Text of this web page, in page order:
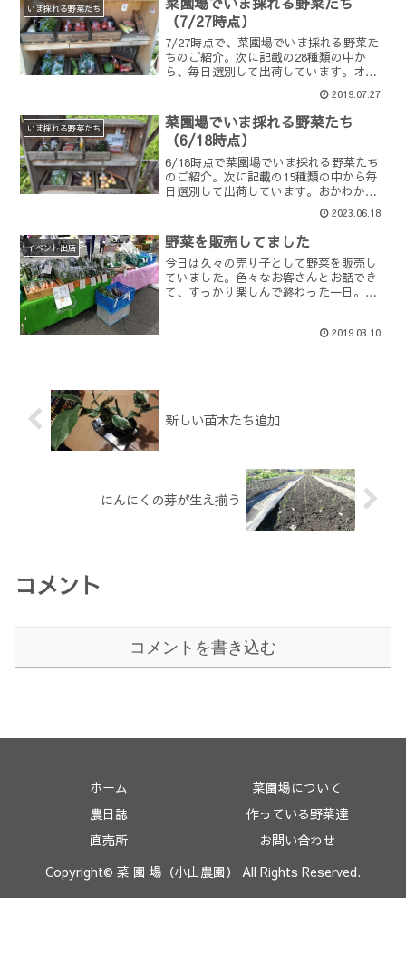
いま採れる野菜たち
（7/27時点）
7/27時点で、菜園場でいま採れる野菜た
ちのご紹介。次に記載の28種類の中か
ら、毎日選別して出荷しています。オク
ラミニトマト中玉トマトミョウガブラッ
クベリービーツモロヘイヤスイートバジ
ル ラッキョウオカノリスイスチャード
フダンソウナス白ナス...
2019.07.27
いま採れる野菜たち
菜園場でいま採れる野菜たち
（6/18時点）
6/18時点で菜園場でいま採れる野菜たち
のご紹介。次に記載の15種類の中から毎
日選別して出荷しています。おかわかめ
メスレーズッキーニアップルミントルバ
ーブじゃがいもピーマンナスきゅうり新
たまねぎシソ食べるケール山椒明日葉ふ
き本日の売り場のラ...
2023.06.18
イベント出店 野菜を販売してました
今日は久々の売り子として野菜を販売し
ていました。色々なお客さんとお話でき
て、すっかり楽しんで終わった一日。中
今日は無いんだねぇ」なんていう、菜園
2019.03.10
新しい苗木たち追加
にんにくの芽が生え揃う
コメント
コメントを書き込む
ホーム
菜園場について
農日誌
作っている野菜達
直売所
お問い合わせ
Copyright© 菜 園 場（小山農園） All Rights Reserved.